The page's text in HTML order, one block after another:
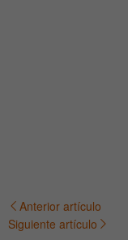
Navegación
Anterior artículo
Siguiente artículo